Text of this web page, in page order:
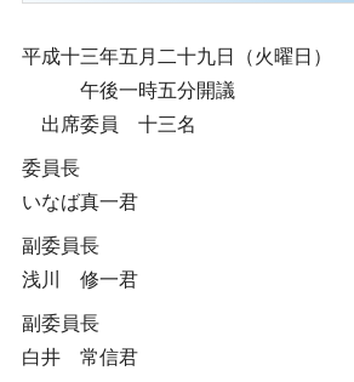
平成十三年五月二十九日（火曜日）
午後一時五分開議
出席委員 十三名
委員長
いなば真一君
副委員長
浅川 修一君
副委員長
白井 常信君